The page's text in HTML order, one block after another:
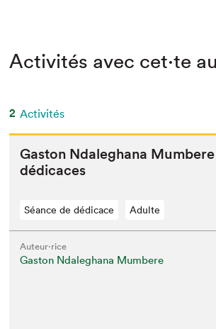
Activités avec cet·te
2 Activités
Gas­ton Ndaleghana
dédicaces
Séance de dédicace Adulte
Auteur·rice
Gaston Ndaleghana Mumbere